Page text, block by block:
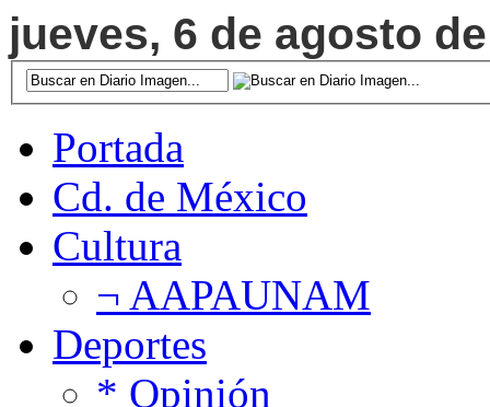
jueves, 6 de agosto
Portada
Cd. de México
Cultura
¬ AAPAUNAM
Deportes
* Opinión